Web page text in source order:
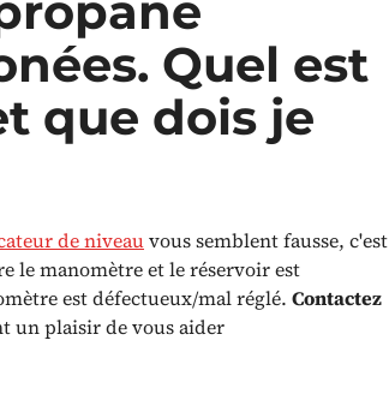
Quel est
que dois je
de niveauvous semblent fausse, c'est
le manomètre et le réservoir est
est défectueux/mal réglé. Contactez
un plaisir de vous aider